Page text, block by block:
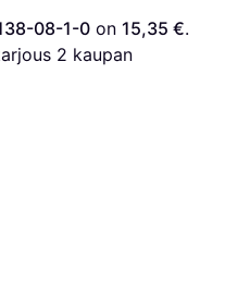
08-1-0 on 15,35 €.
2 kaupan